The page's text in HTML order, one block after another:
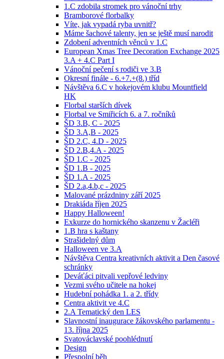
1.C zdobila stromek pro vánoční trhy
Bramborové florbalky
Víte, jak vypadá ryba uvnitř?
Máme šachové talenty, jen se ještě musí narodit
Zdobení adventních věnců v 1.C
European Xmas Tree Decoration Exchange 2025
3.A + 4.C Part I
Vánoční pečení s rodiči ve 3.B
Okresní finále - 6.+7.+(8.) tříd
Návštěva 6.C v hokejovém klubu Mountfield
HK
Florbal starších dívek
Florbal ve Smiřicích 6. a 7. ročníků
ŠD 3.B, C - 2025
ŠD 3.A,B - 2025
ŠD 2.C, 4.D - 2025
ŠD 2.B,4.A - 2025
ŠD 1.C - 2025
ŠD 1.B - 2025
ŠD 1.A - 2025
ŠD 2.a,4.b,c - 2025
Malované prázdniny září 2025
Drakiáda říjen 2025
Happy Halloween!
Exkurze do hornického skanzenu v Žacléři
1.B hra s kaštany
Strašidelný dům
Halloween ve 3.A
Návštěva Centra kreativních aktivit a Den časové
schránky
Deváťáci pitvali vepřové ledviny
Vezmi svého učitele na hokej
Hudební pohádka 1. a 2. třídy
Centra aktivit ve 4.C
2.A Tematický den LES
Slavnostní inaugurace žákovského parlamentu -
13. října 2025
Svatováclavské poohlédnutí
Design
Přespolní běh